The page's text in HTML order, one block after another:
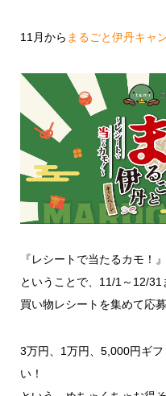
11月から まるごと伊丹キャ
『レシートで当たるカモ！』
ということで、11/1～12/
買い物レシートを集めて応
3万円、1万円、5,000円ギ
い！